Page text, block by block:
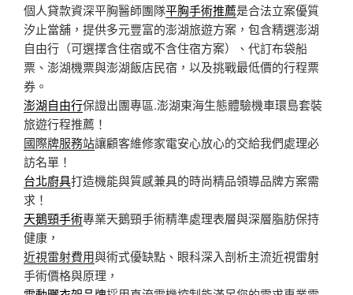
個人貸款資深平胸醫師團隊平胸手術推薦是合法立案優質
汐止當舖，提供多元豐富的澎湖旅遊方案，包含精選澎湖
自由行（可選擇含住宿或不含住宿方案）、代訂布袋船
票、澎湖機票與澎湖飯店民宿，以及挑戰最低價的行程票
券。
澎湖自由行保證出團專區.澎湖東海生態體驗機車環島套裝
旅遊行程推薦！
國際牌服務站讓顧客維修家電安心放心的交給我們處理必
訪名單！
台北廚具打造機能與質感兼具的時尚精品領導品牌方案需
求！
天鵝頸手術專業天鵝頸手術精準處理表層與深層脂肪保持
健康，
近視雷射費用與術式優缺點、眼科深入剖析主流近視雷射
手術價格與原理，